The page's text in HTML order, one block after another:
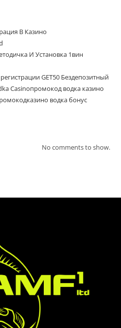
В Казино
И Установка 1вин
GET50 Бездепозитный
Casinoпромокод водка казино
водка бонус
No comments to show.